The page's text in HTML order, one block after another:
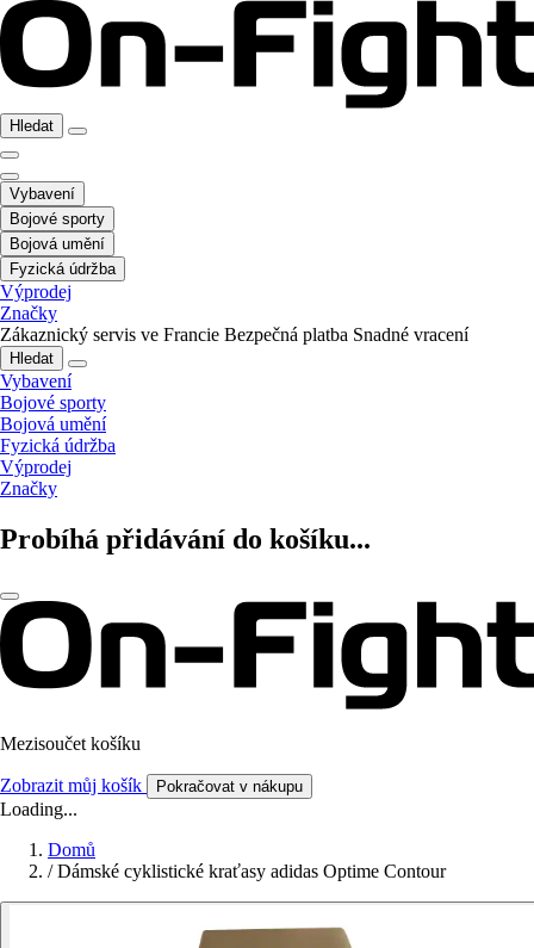
Hledat
Vybavení
Bojové sporty
Bojová umění
Fyzická údržba
Výprodej
Značky
Zákaznický servis ve Francie Bezpečná platba Snadné vracení
Hledat
Vybavení
Bojové sporty
Bojová umění
Fyzická údržba
Výprodej
Značky
Probíhá přidávání do košíku...
Mezisoučet košíku
Zobrazit můj košík Pokračovat v nákupu
Loading...
Domů
/ Dámské cyklistické kraťasy adidas Optime Contour